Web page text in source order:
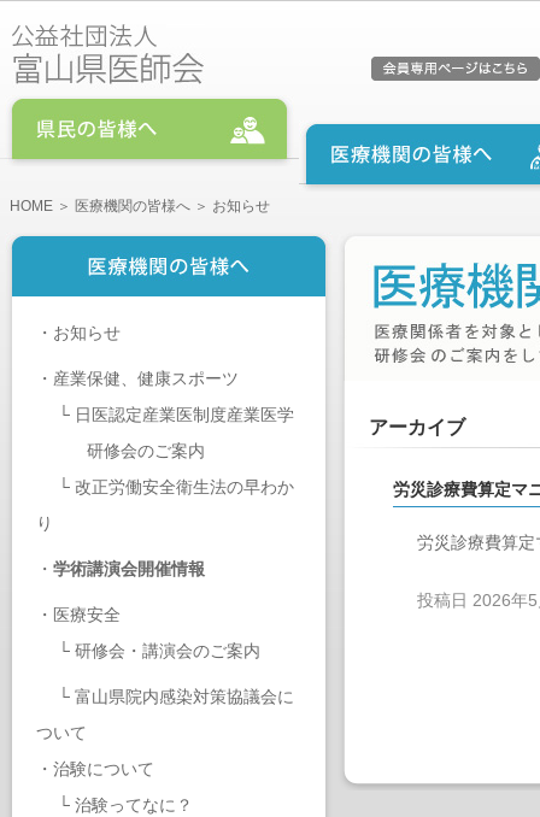
HOME ＞ 医療機関の皆様へ ＞ お知らせ
・ お知らせ
・ 産業保健、健康スポーツ
└ 日医認定産業医制度産業医学
研修会のご案内
└ 改正労働安全衛生法の早わか
り
・ 学術講演会開催情報
・ 医療安全
└ 研修会・講演会のご案内
└ 富山県院内感染対策協議会に
ついて
・ 治験について
└ 治験ってなに？
アーカイブ
労災診療費算定マ
労災診療費算
投稿日 2026年